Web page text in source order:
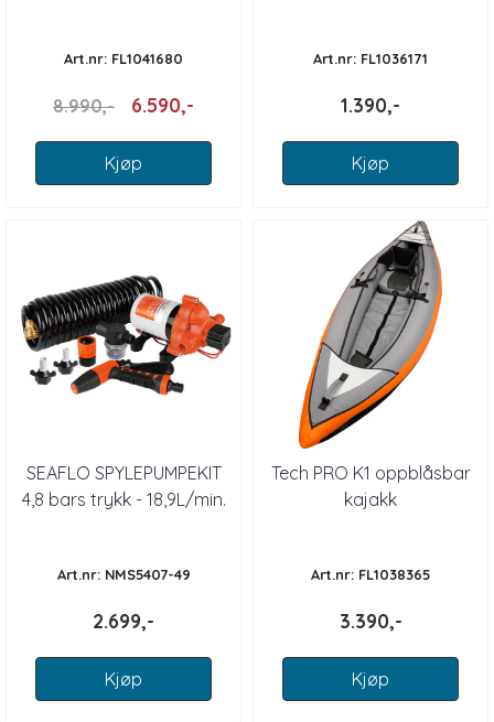
Art.nr: FL1041680
8.990,- 6.590,-
Kjøp
Art.nr: FL1036171
1.390,-
Kjøp
SEAFLO SPYLEPUMPEKIT
4,8 bars trykk - 18,9L/min.
Art.nr: NMS5407-49
2.699,-
Kjøp
Tech PRO K1 oppblåsbar
kajakk
Art.nr: FL1038365
3.390,-
Kjøp